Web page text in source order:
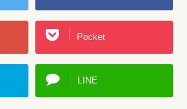
Pocket
LINE